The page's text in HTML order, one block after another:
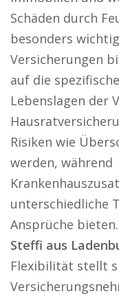
Schäden durch
besonders
Versicherungen
auf die
Lebenslagen der
Risiken wie
werden, während
unterschiedliche
Ansprüche bieten.
Steffi aus
Flexibilität stellt